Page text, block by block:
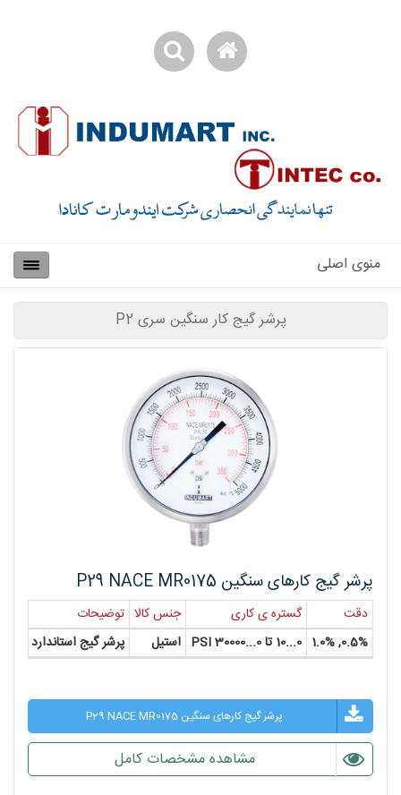
منوی اصلی
پرشر گیج کار سنگین سری P2
پرشر گیج کارهای سنگین P29 NACE MR0175
دقت گستره ی کاری جنس کالا توضیحات
0.5%, 1.0%
0...10 تا 0...30000 PSI استیل پرشر گیج استاندارد
پرشر گیج کارهای سنگین P29 NACE MR0175
مشاهده مشخصات کامل